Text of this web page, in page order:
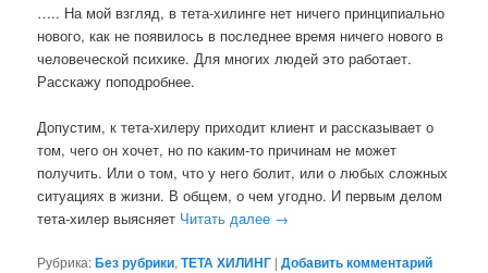
….. На мой взгляд, в тета-хилинге нет ничего принципиально
нового, как не появилось в последнее время ничего нового в
человеческой психике. Для многих людей это работает.
Расскажу поподробнее.
Допустим, к тета-хилеру приходит клиент и рассказывает о
том, чего он хочет, но по каким-то причинам не может
получить. Или о том, что у него болит, или о любых сложных
ситуациях в жизни. В общем, о чем угодно. И первым делом
тета-хилер выясняет Читать далее →
Рубрика:Без рубрики,ТЕТА ХИЛИНГ |Добавить комментарий